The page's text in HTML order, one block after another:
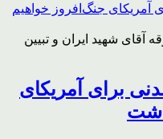
آقای شهید ایران و تبیین
برای آمریکای